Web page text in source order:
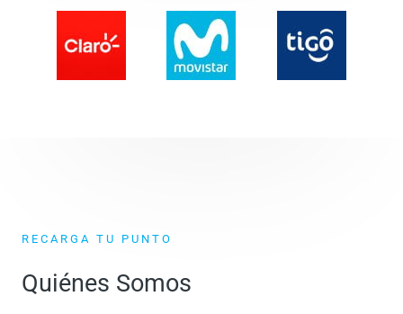
RECARGA TU PUNTO
Quiénes Somos